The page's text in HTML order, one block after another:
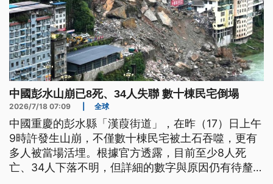
中國彭水山崩已8死、34人失聯 數十棟民宅倒塌
2026/7/18 07:09 全球
中國重慶的彭水縣「漢葭街道」，在昨（17）日上午
9時許發生山崩，不僅數十棟民宅被土石吞噬，更有
多人被當場活埋。根據官方透露，目前至少8人死
亡、34人下落不明，但詳細的數字與原因仍有待釐